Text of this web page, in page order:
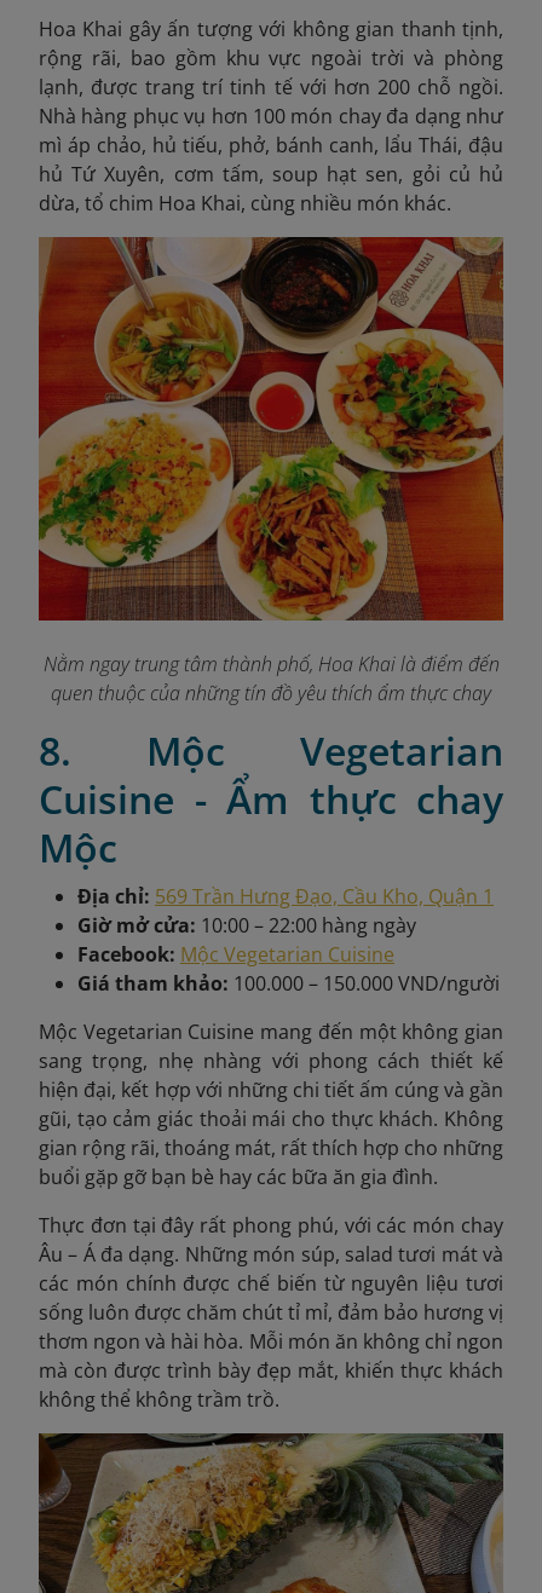
Hoa Khai gây ấn tượng với không gian thanh tịnh,
rộng rãi, bao gồm khu vực ngoài trời và phòng
lạnh, được trang trí tinh tế với hơn 200 chỗ ngồi.
Nhà hàng phục vụ hơn 100 món chay đa dạng như
mì áp chảo, hủ tiếu, phở, bánh canh, lẩu Thái, đậu
hủ Tứ Xuyên, cơm tấm, soup hạt sen, gỏi củ hủ
dừa, tổ chim Hoa Khai, cùng nhiều món khác.
Nằm ngay trung tâm thành phố, Hoa Khai là điểm đến
quen thuộc của những tín đồ yêu thích ẩm thực chay
8. Mộc Vegetarian
Cuisine - Ẩm thực chay
Mộc
Địa chỉ: 569 Trần Hưng Đạo, Cầu Kho, Quận 1
Giờ mở cửa: 10:00 – 22:00 hàng ngày
Facebook: Mộc Vegetarian Cuisine
Giá tham khảo: 100.000 – 150.000 VND/người
Mộc Vegetarian Cuisine mang đến một không gian
sang trọng, nhẹ nhàng với phong cách thiết kế
hiện đại, kết hợp với những chi tiết ấm cúng và gần
gũi, tạo cảm giác thoải mái cho thực khách. Không
gian rộng rãi, thoáng mát, rất thích hợp cho những
buổi gặp gỡ bạn bè hay các bữa ăn gia đình.
Thực đơn tại đây rất phong phú, với các món chay
Âu – Á đa dạng. Những món súp, salad tươi mát và
các món chính được chế biến từ nguyên liệu tươi
sống luôn được chăm chút tỉ mỉ, đảm bảo hương vị
thơm ngon và hài hòa. Mỗi món ăn không chỉ ngon
mà còn được trình bày đẹp mắt, khiến thực khách
không thể không trầm trồ.